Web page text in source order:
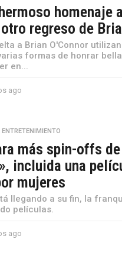
homenaje a
regreso de
a Brian O'Connor
formas de honrar
en...
ago
s
a
g
o
,ENTRETENIMIENTO
más spin-offs de
incluida una
mujeres
llegando a su fin, la
películas.
ago